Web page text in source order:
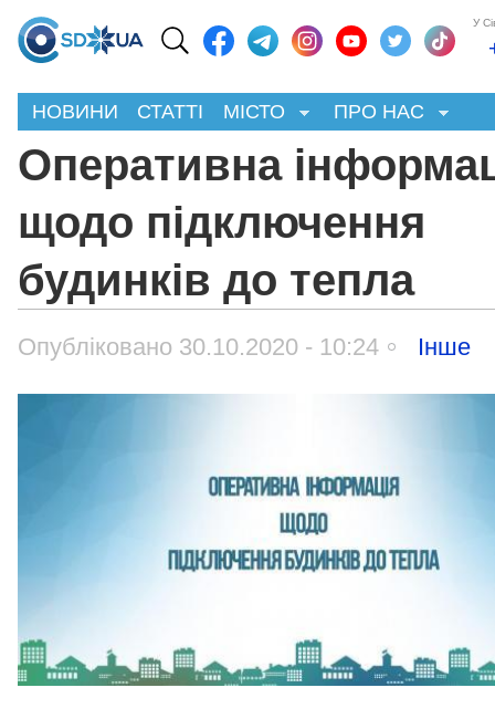
У
НОВИНИ СТАТТІ МІСТО ПРО НАС
Оперативна
щодо підключення
будинків до тепла
Опубліковано 30.10.2020 - 10:24 Інше